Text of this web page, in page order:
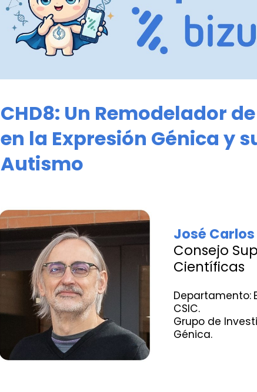
CHD8: Un Remodelador
en la Expresión Génica y
Autismo
José Carlos
Consejo
Científicas
Departamento:
CSIC.
Grupo de
Génica.